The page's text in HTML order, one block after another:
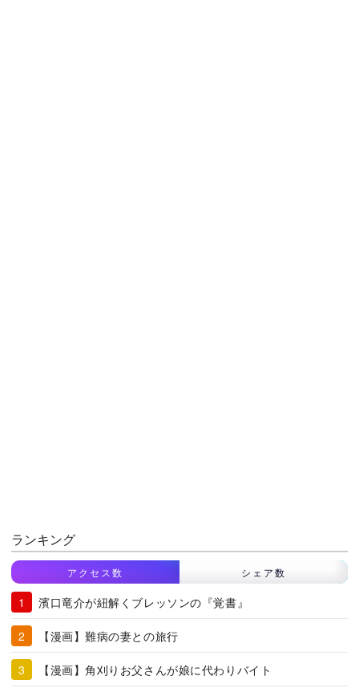
ランキング
アクセス数 シェア数
濱口竜介が紐解くブレッソンの『覚書』
【漫画】難病の妻との旅行
【漫画】角刈りお父さんが娘に代わりバイト